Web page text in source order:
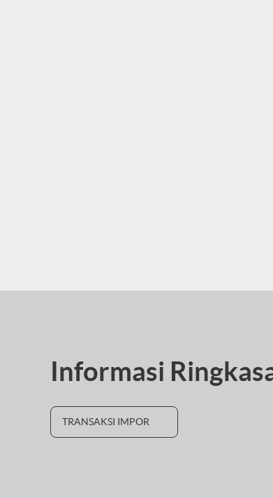
Informasi
TRANSAKSI IMPOR